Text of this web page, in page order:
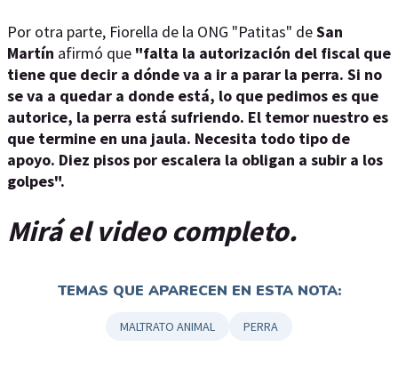
Por otra parte, Fiorella de la ONG "Patitas" deSan
Martín afirmó que "falta la autorización del fiscal que
tiene que decir a dónde va a ir a parar la perra. Si no
se va a quedar a donde está, lo que pedimos es que
autorice, la perra está sufriendo. El temor nuestro es
que termine en una jaula. Necesita todo tipo de
apoyo. Diez pisos por escalera la obligan a subir a los
golpes".
Mirá el video completo.
TEMAS QUE APARECEN EN ESTA NOTA:
MALTRATO ANIMAL PERRA